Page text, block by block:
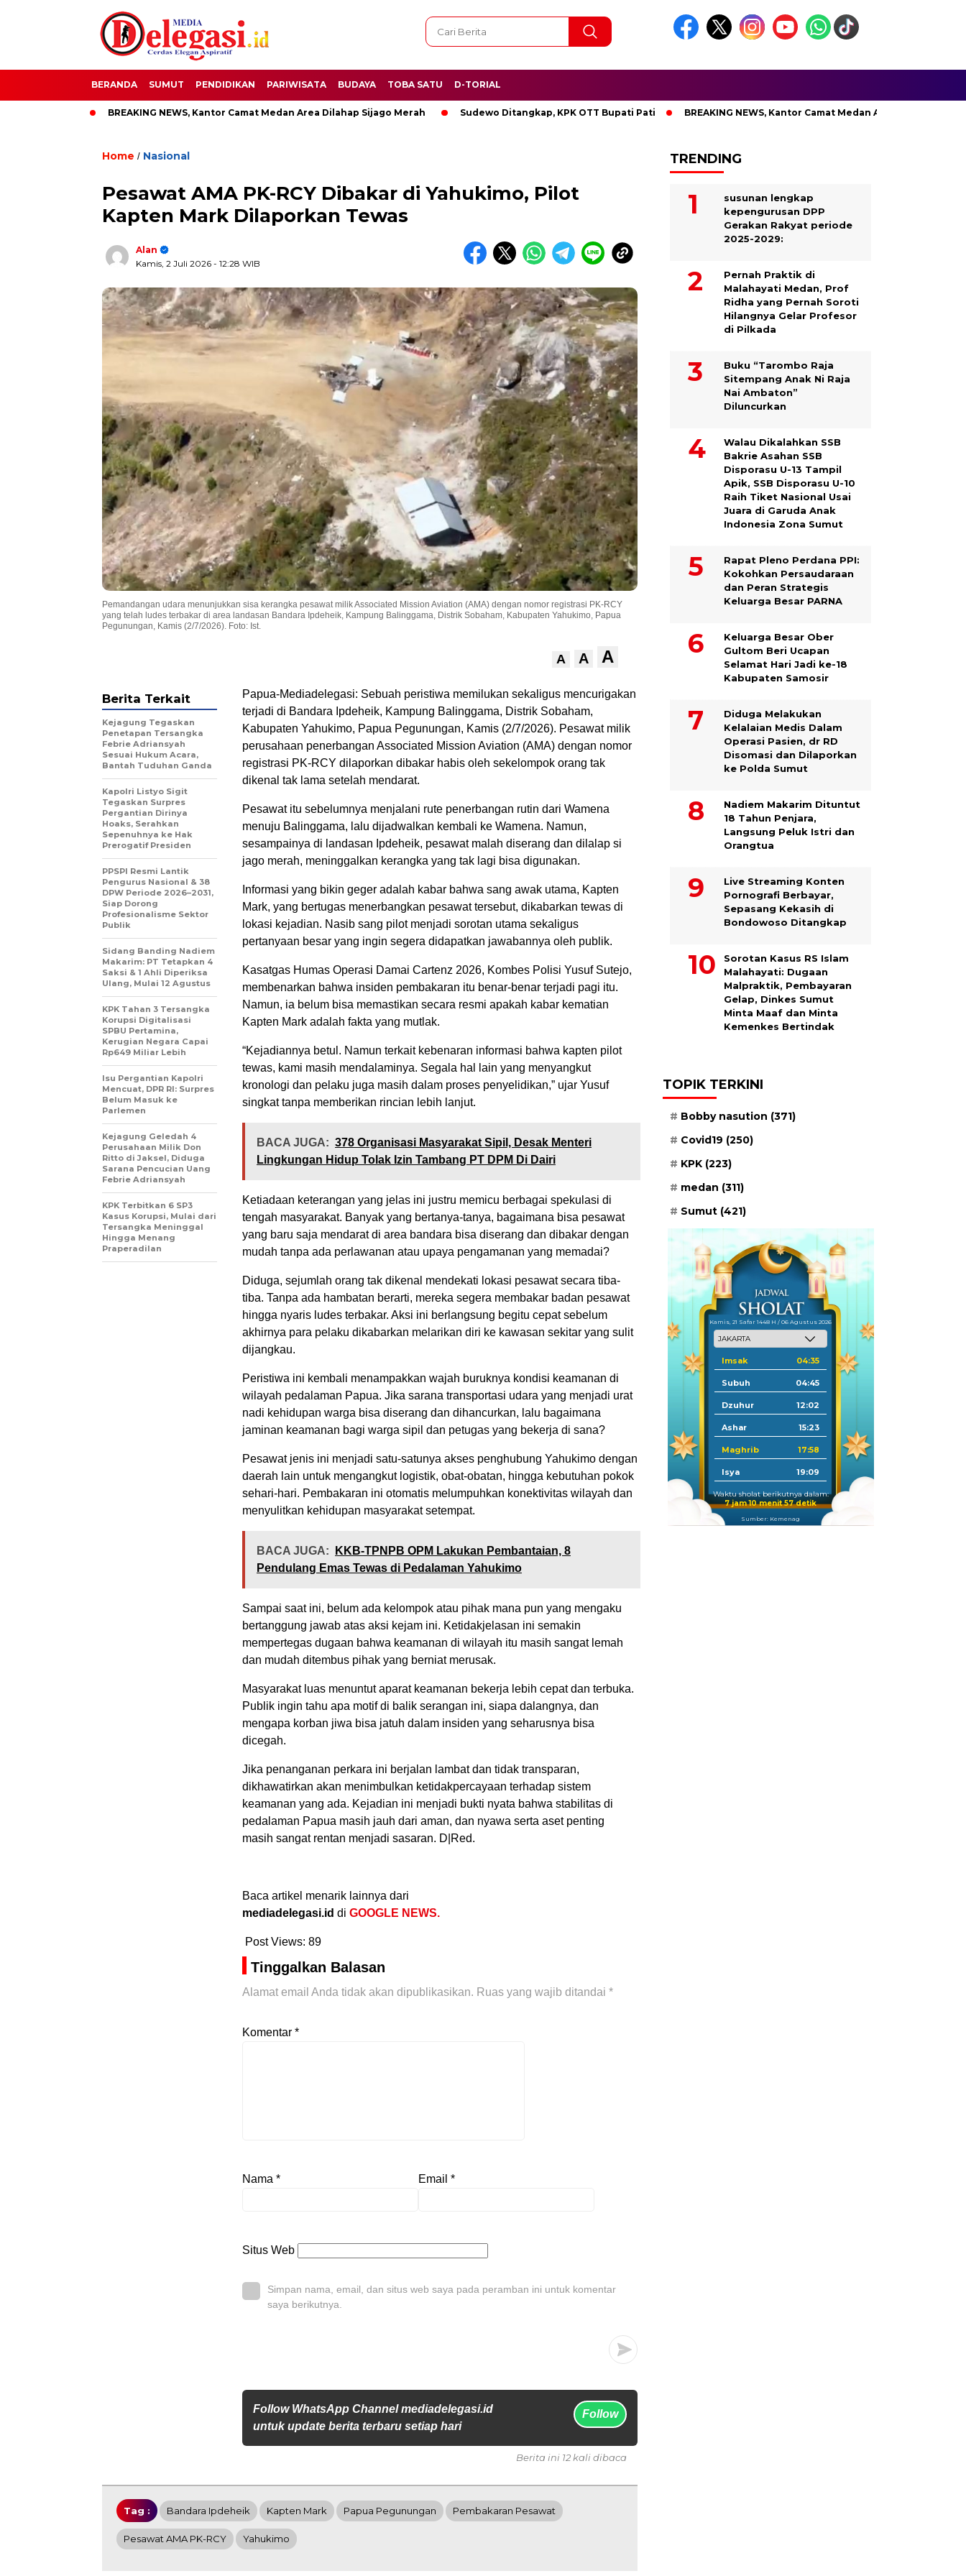
BERANDA SUMUT PENDIDIKAN PARIWISATA BUDAYA TOBA SATU D-TORIAL
BREAKING NEWS, Kantor Camat Medan Area Dilahap Sijago Merah Sudewo Ditangkap, KPK OTT Bupati Pati BREAKING NEWS, Kantor Camat Medan Area Dilahap Sijago Merah
Home / Nasional
Pesawat AMA PK-RCY Dibakar di Yahukimo, Pilot
Kapten Mark Dilaporkan Tewas
Alan
Kamis, 2 Juli 2026 - 12:28 WIB
Pemandangan udara menunjukkan sisa kerangka pesawat milik Associated Mission Aviation (AMA) dengan nomor registrasi PK-RCY
yang telah ludes terbakar di area landasan Bandara Ipdeheik, Kampung Balinggama, Distrik Sobaham, Kabupaten Yahukimo, Papua
Pegunungan, Kamis (2/7/2026). Foto: Ist.
A A A
Papua-Mediadelegasi: Sebuah peristiwa memilukan sekaligus mencurigakan
terjadi di Bandara Ipdeheik, Kampung Balinggama, Distrik Sobaham,
Kabupaten Yahukimo, Papua Pegunungan, Kamis (2/7/2026). Pesawat milik
perusahaan penerbangan Associated Mission Aviation (AMA) dengan nomor
registrasi PK-RCY dilaporkan dibakar habis oleh sekelompok orang tak
dikenal tak lama setelah mendarat.
Pesawat itu sebelumnya menjalani rute penerbangan rutin dari Wamena
menuju Balinggama, lalu dijadwalkan kembali ke Wamena. Namun,
sesampainya di landasan Ipdeheik, pesawat malah diserang dan dilalap si
jago merah, meninggalkan kerangka yang tak lagi bisa digunakan.
Informasi yang bikin geger adalah kabar bahwa sang awak utama, Kapten
Mark, yang bertugas menerbangkan pesawat tersebut, dikabarkan tewas di
lokasi kejadian. Nasib sang pilot menjadi sorotan utama sekaligus
pertanyaan besar yang ingin segera didapatkan jawabannya oleh publik.
Kasatgas Humas Operasi Damai Cartenz 2026, Kombes Polisi Yusuf Sutejo,
membenarkan bahwa insiden pembakaran itu benar-benar terjadi pagi itu.
Namun, ia belum bisa memastikan secara resmi apakah kabar kematian
Kapten Mark adalah fakta yang mutlak.
“Kejadiannya betul. Namun terkait kebenaran informasi bahwa kapten pilot
tewas, kami masih mendalaminya. Segala hal lain yang menyangkut
kronologi dan pelaku juga masih dalam proses penyelidikan,” ujar Yusuf
singkat tanpa memberikan rincian lebih lanjut.
BACA JUGA: 378 Organisasi Masyarakat Sipil, Desak Menteri
Lingkungan Hidup Tolak Izin Tambang PT DPM Di Dairi
Ketiadaan keterangan yang jelas ini justru memicu berbagai spekulasi di
tengah masyarakat. Banyak yang bertanya-tanya, bagaimana bisa pesawat
yang baru saja mendarat di area bandara bisa diserang dan dibakar dengan
mudah tanpa ada perlawanan atau upaya pengamanan yang memadai?
Diduga, sejumlah orang tak dikenal mendekati lokasi pesawat secara tiba-
tiba. Tanpa ada hambatan berarti, mereka segera membakar badan pesawat
hingga nyaris ludes terbakar. Aksi ini berlangsung begitu cepat sebelum
akhirnya para pelaku dikabarkan melarikan diri ke kawasan sekitar yang sulit
dijangkau.
Peristiwa ini kembali menampakkan wajah buruknya kondisi keamanan di
wilayah pedalaman Papua. Jika sarana transportasi udara yang menjadi urat
nadi kehidupan warga bisa diserang dan dihancurkan, lalu bagaimana
jaminan keamanan bagi warga sipil dan petugas yang bekerja di sana?
Pesawat jenis ini menjadi satu-satunya akses penghubung Yahukimo dengan
daerah lain untuk mengangkut logistik, obat-obatan, hingga kebutuhan pokok
sehari-hari. Pembakaran ini otomatis melumpuhkan konektivitas wilayah dan
menyulitkan kehidupan masyarakat setempat.
BACA JUGA:
KKB-TPNPB OPM Lakukan Pembantaian, 8
Pendulang Emas Tewas di Pedalaman Yahukimo
Sampai saat ini, belum ada kelompok atau pihak mana pun yang mengaku
bertanggung jawab atas aksi kejam ini. Ketidakjelasan ini semakin
mempertegas dugaan bahwa keamanan di wilayah itu masih sangat lemah
dan mudah ditembus pihak yang berniat merusak.
Masyarakat luas menuntut aparat keamanan bekerja lebih cepat dan terbuka.
Publik ingin tahu apa motif di balik serangan ini, siapa dalangnya, dan
mengapa korban jiwa bisa jatuh dalam insiden yang seharusnya bisa
dicegah.
Jika penanganan perkara ini berjalan lambat dan tidak transparan,
dikhawatirkan akan menimbulkan ketidakpercayaan terhadap sistem
keamanan yang ada. Kejadian ini menjadi bukti nyata bahwa stabilitas di
pedalaman Papua masih jauh dari aman, dan nyawa serta aset penting
masih sangat rentan menjadi sasaran. D|Red.
Baca artikel menarik lainnya dari
mediadelegasi.id di GOOGLE NEWS.
Post Views: 89
Tinggalkan Balasan
Alamat email Anda tidak akan dipublikasikan. Ruas yang wajib ditandai *
Komentar *
Nama * Email *
Situs Web
Simpan nama, email, dan situs web saya pada peramban ini untuk komentar
saya berikutnya.
Follow WhatsApp Channel mediadelegasi.id
untuk update berita terbaru setiap hari
Follow
Berita Terkait
Kejagung Tegaskan
Penetapan Tersangka
Febrie Adriansyah
Sesuai Hukum Acara,
Bantah Tuduhan Ganda
Kapolri Listyo Sigit
Tegaskan Surpres
Pergantian Dirinya
Hoaks, Serahkan
Sepenuhnya ke Hak
Prerogatif Presiden
PPSPI Resmi Lantik
Pengurus Nasional & 38
DPW Periode 2026–2031,
Siap Dorong
Profesionalisme Sektor
Publik
Sidang Banding Nadiem
Makarim: PT Tetapkan 4
Saksi & 1 Ahli Diperiksa
Ulang, Mulai 12 Agustus
KPK Tahan 3 Tersangka
Korupsi Digitalisasi
SPBU Pertamina,
Kerugian Negara Capai
Rp649 Miliar Lebih
Isu Pergantian Kapolri
Mencuat, DPR RI: Surpres
Belum Masuk ke
Parlemen
Kejagung Geledah 4
Perusahaan Milik Don
Ritto di Jaksel, Diduga
Sarana Pencucian Uang
Febrie Adriansyah
KPK Terbitkan 6 SP3
Kasus Korupsi, Mulai dari
Tersangka Meninggal
Hingga Menang
Praperadilan
Berita ini 12 kali dibaca
Tag : Bandara Ipdeheik Kapten Mark Papua Pegunungan Pembakaran Pesawat
Pesawat AMA PK-RCY Yahukimo
TRENDING
susunan lengkap
kepengurusan DPP
Gerakan Rakyat periode
2025-2029:
Pernah Praktik di
Malahayati Medan, Prof
Ridha yang Pernah Soroti
Hilangnya Gelar Profesor
di Pilkada
Buku “Tarombo Raja
Sitempang Anak Ni Raja
Nai Ambaton”
Diluncurkan
Walau Dikalahkan SSB
Bakrie Asahan SSB
Disporasu U-13 Tampil
Apik, SSB Disporasu U-10
Raih Tiket Nasional Usai
Juara di Garuda Anak
Indonesia Zona Sumut
Rapat Pleno Perdana PPI:
Kokohkan Persaudaraan
dan Peran Strategis
Keluarga Besar PARNA
Keluarga Besar Ober
Gultom Beri Ucapan
Selamat Hari Jadi ke-18
Kabupaten Samosir
Diduga Melakukan
Kelalaian Medis Dalam
Operasi Pasien, dr RD
Disomasi dan Dilaporkan
ke Polda Sumut
​Nadiem Makarim Dituntut
18 Tahun Penjara,
Langsung Peluk Istri dan
Orangtua
Live Streaming Konten
Pornografi Berbayar,
Sepasang Kekasih di
Bondowoso Ditangkap
Sorotan Kasus RS Islam
Malahayati: Dugaan
Malpraktik, Pembayaran
Gelap, Dinkes Sumut
Minta Maaf dan Minta
Kemenkes Bertindak
TOPIK TERKINI
Bobby nasution (371)
Covid19 (250)
KPK (223)
medan (311)
Sumut (421)
Kamis, 21 Safar 1448 H / 06 Agustus 2026
Imsak 04:35
Subuh 04:45
Dzuhur 12:02
Ashar 15:23
Maghrib 17:58
Isya 19:09
Waktu sholat berikutnya dalam:
7 jam 10 menit 56 detik
Sumber: Kemenag